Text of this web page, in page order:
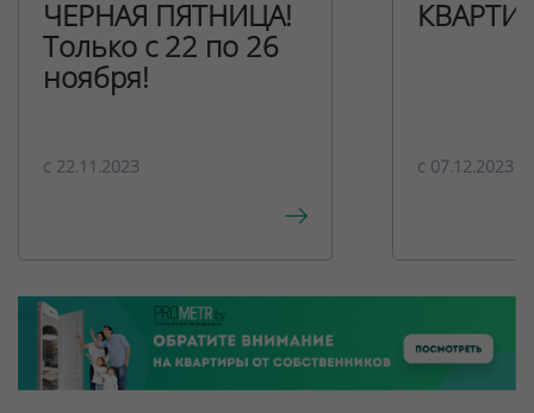
ЧЕРНАЯ ПЯТНИЦА!
Только с 22 по 26
ноября!
c 22.11.2023 c 07.12.2023